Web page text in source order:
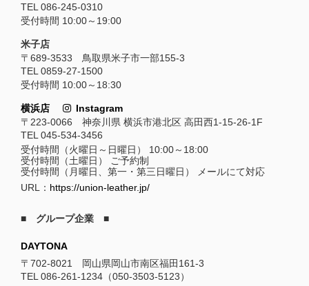
TEL 086-245-0310
受付時間 10:00～19:00
米子店
〒689-3533 鳥取県米子市一部155-3
TEL 0859-27-1500
受付時間 10:00～18:30
横浜店
Instagram
〒223-0066 神奈川県 横浜市港北区 高田西1-15-26-1F
TEL 045-534-3456
受付時間（火曜日～日曜日） 10:00～18:00
受付時間（土曜日） ご予約制
受付時間（月曜日、第一・第三日曜日） メールにて対応
URL： https://union-leather.jp/
■ グループ企業 ■
DAYTONA
〒702-8021 岡山県岡山市南区福田161-3
TEL 086-261-1234（050-3503-5123）